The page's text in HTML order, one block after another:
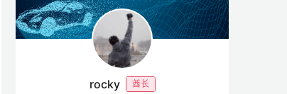
rocky 酋长